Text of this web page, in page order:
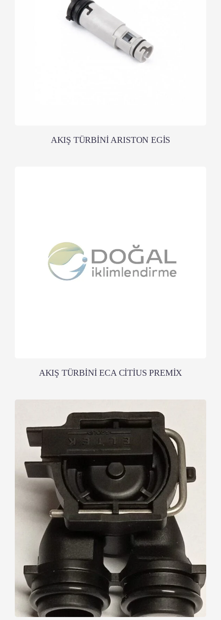
AKIŞ TÜRBİNİ ARISTON EGİS
AKIŞ TÜRBİNİ ECA CİTİUS PREMİX